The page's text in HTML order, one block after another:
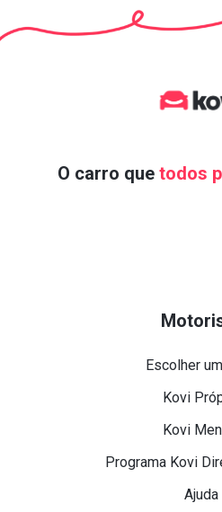
O carro que todos
Escolher
Kovi
Kovi
Programa Kovi
Ajuda